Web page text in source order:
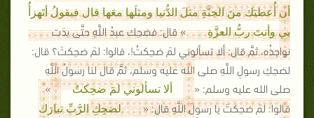
أن أُعطيَك منَ الجنَّةِ مثلَ الدُّنيا ومثلَها معَها قال فيقولُ أتَهزأُ
بي وأنتَ ربُّ العزَّةِ
» قال: فضحِك عبدُ اللَّهِ حتَّى بدَت
نواجذُه، ثمَّ قال: ألا تسألوني لمَ ضحِكتُ!، قالوا: لمَ ضحِكتَ؟ قال:
لضحِكِ رسولِ اللَّهِ صلى الله عليه وسلم، ثمَّ قال لنا رسولُ اللَّهِ
صلى الله عليه وسلم: «
ألا تسألوني لمَ ضحِكتُ
»
قالوا: لمَ ضحِكتَ يا رسولَ اللَّهِ قال: «
لضحِكِ الرَّبِّ تبارَك